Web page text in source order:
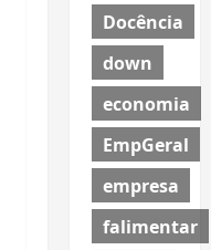
Docência
down
economia
EmpGeral
empresa
falimentar